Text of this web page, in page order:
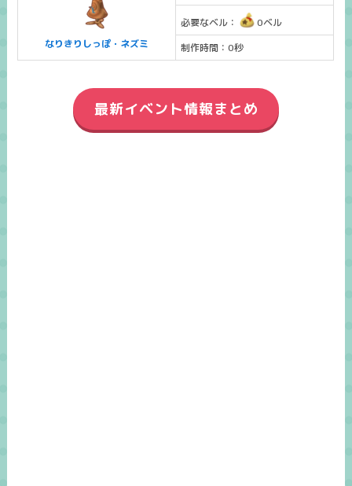
なりきりしっぽ・ネズミ
必要なベル：
0ベル
制作時間：0秒
最新イベント情報まとめ